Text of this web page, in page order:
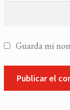
Guarda mi